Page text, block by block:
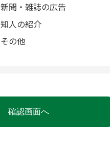
新聞・雑誌の広告
知人の紹介
その他